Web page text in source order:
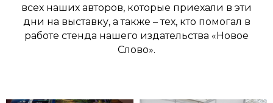
всех наших авторов, которые приехали в эти
дни на выставку, а также – тех, кто помогал в
работе стенда нашего издательства «Новое
Слово».